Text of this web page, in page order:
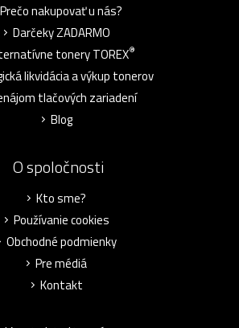
Prečo nakupovať u nás?
Darčeky ZADARMO
tonery TOREX®
likvidácia a výkup tonerov
tlačových zariadení
Blog
O spoločnosti
Kto sme?
Používanie cookies
Obchodné podmienky
Pre médiá
Kontakt